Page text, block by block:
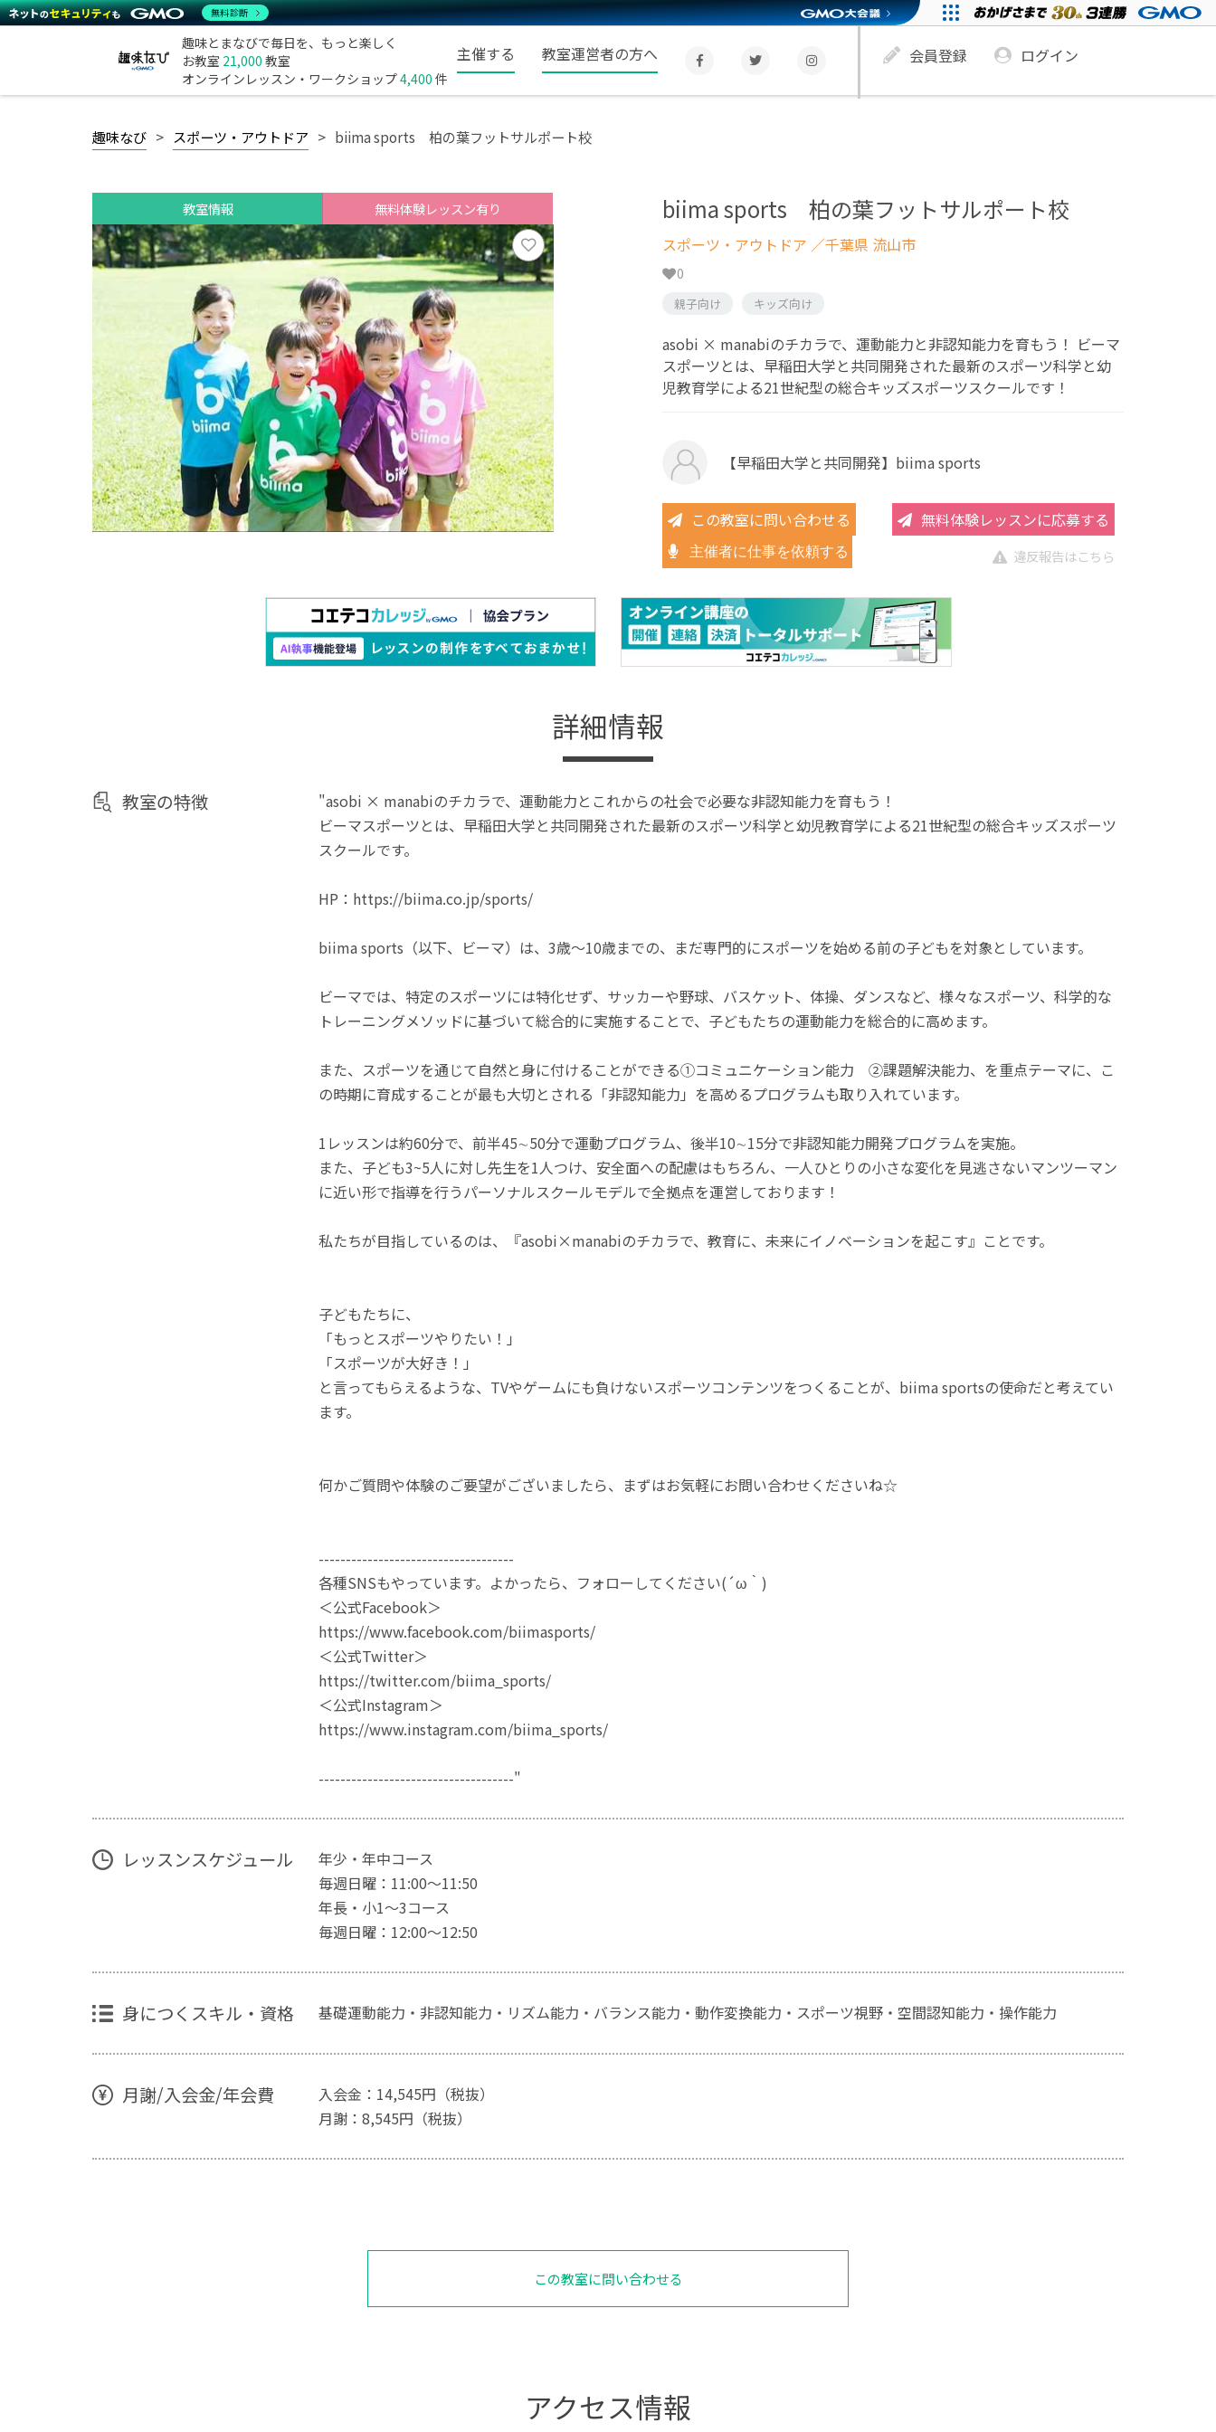
趣味とまなびで毎日を、もっと楽しく
お教室 21,000 教室
オンラインレッスン・ワークショップ4,400 件
主催する 教室運営者の方へ 会員登録 ログイン
趣味なび スポーツ・アウトドア biima sports 柏の葉フットサルポート校
教室情報 無料体験レッスン有り biima sports 柏の葉フットサルポート校
スポーツ・アウトドア ／千葉県 流山市
0
親子向け キッズ向け
asobi × manabiのチカラで、運動能力と非認知能力を育もう！ ビーマ
スポーツとは、早稲田大学と共同開発された最新のスポーツ科学と幼
児教育学による21世紀型の総合キッズスポーツスクールです！
【早稲田大学と共同開発】biima sports
この教室に問い合わせる 無料体験レッスンに応募する
主催者に仕事を依頼する 違反報告はこちら
詳細情報
教室の特徴
"asobi × manabiのチカラで、運動能力とこれからの社会で必要な非認知能力を育もう！
ビーマスポーツとは、早稲田大学と共同開発された最新のスポーツ科学と幼児教育学による21世紀型の総合キッズスポーツ
スクールです。
HP：https://biima.co.jp/sports/
biima sports（以下、ビーマ）は、3歳〜10歳までの、まだ専門的にスポーツを始める前の子どもを対象としています。
ビーマでは、特定のスポーツには特化せず、サッカーや野球、バスケット、体操、ダンスなど、様々なスポーツ、科学的な
トレーニングメソッドに基づいて総合的に実施することで、子どもたちの運動能力を総合的に高めます。
また、スポーツを通じて自然と身に付けることができる①コミュニケーション能力 ②課題解決能力、を重点テーマに、こ
の時期に育成することが最も大切とされる「非認知能力」を高めるプログラムも取り入れています。
1レッスンは約60分で、前半45∼50分で運動プログラム、後半10∼15分で非認知能力開発プログラムを実施。
また、子ども3~5人に対し先生を1人つけ、安全面への配慮はもちろん、一人ひとりの小さな変化を見逃さないマンツーマン
に近い形で指導を行うパーソナルスクールモデルで全拠点を運営しております！
私たちが目指しているのは、『asobi×manabiのチカラで、教育に、未来にイノベーションを起こす』ことです。
子どもたちに、
「もっとスポーツやりたい！」
「スポーツが大好き！」
と言ってもらえるような、TVやゲームにも負けないスポーツコンテンツをつくることが、biima sportsの使命だと考えてい
ます。
何かご質問や体験のご要望がございましたら、まずはお気軽にお問い合わせくださいね☆
------------------------------------
各種SNSもやっています。よかったら、フォローしてください(´ω｀)
＜公式Facebook＞
https://www.facebook.com/biimasports/
＜公式Twitter＞
https://twitter.com/biima_sports/
＜公式Instagram＞
https://www.instagram.com/biima_sports/
------------------------------------"
レッスンスケジュール
年少・年中コース
毎週日曜：11:00〜11:50
年長・小1〜3コース
毎週日曜：12:00〜12:50
身につくスキル・資格 基礎運動能力・非認知能力・リズム能力・バランス能力・動作変換能力・スポーツ視野・空間認知能力・操作能力
月謝/入会金/年会費
入会金：14,545円（税抜）
月謝：8,545円（税抜）
この教室に問い合わせる
アクセス情報
無料診断